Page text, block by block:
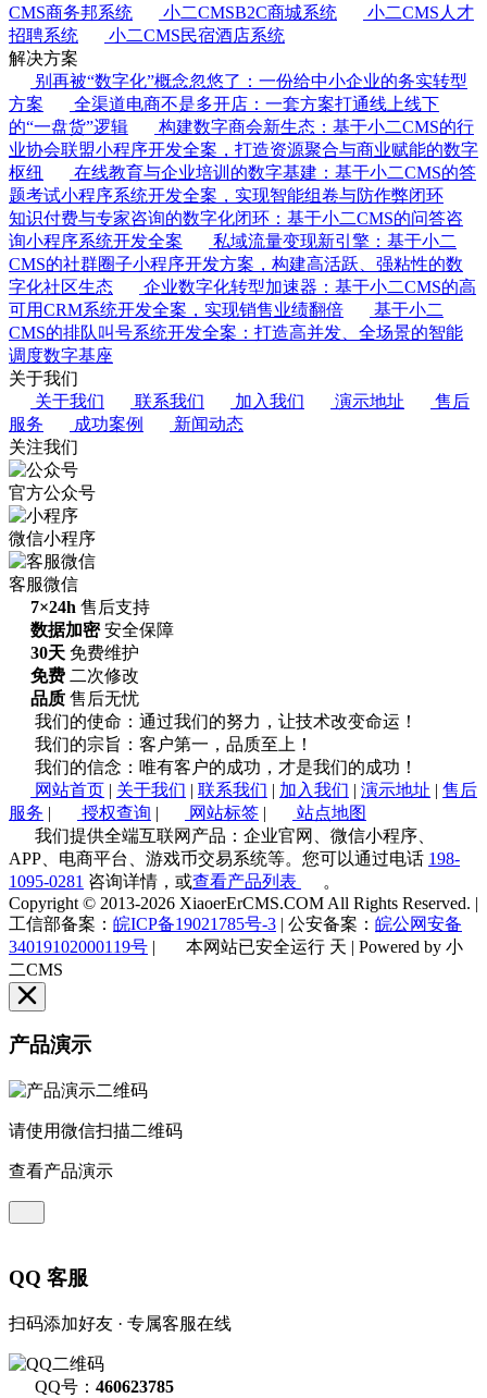
CMS商务邦系统
小二CMSB2C商城系统
小二CMS人才
招聘系统
小二CMS民宿酒店系统
解决方案
别再被“数字化”概念忽悠了：一份给中小企业的务实转型
方案
全渠道电商不是多开店：一套方案打通线上线下
的“一盘货”逻辑
构建数字商会新生态：基于小二CMS的行
业协会联盟小程序开发全案，打造资源聚合与商业赋能的数字
枢纽
在线教育与企业培训的数字基建：基于小二CMS的答
题考试小程序系统开发全案，实现智能组卷与防作弊闭环
知识付费与专家咨询的数字化闭环：基于小二CMS的问答咨
询小程序系统开发全案
私域流量变现新引擎：基于小二
CMS的社群圈子小程序开发方案，构建高活跃、强粘性的数
字化社区生态
企业数字化转型加速器：基于小二CMS的高
可用CRM系统开发全案，实现销售业绩翻倍
基于小二
CMS的排队叫号系统开发全案：打造高并发、全场景的智能
调度数字基座
关于我们
关于我们
联系我们 加入我们 演示地址
售后
服务
成功案例
新闻动态
关注我们
官方公众号
微信小程序
客服微信
7×24h 售后支持
数据加密安全保障
30天 免费维护
免费 二次修改
品质 售后无忧
我们的使命：通过我们的努力，让技术改变命运！
我们的宗旨：客户第一，品质至上！
我们的信念：唯有客户的成功，才是我们的成功！
网站首页 | 关于我们 | 联系我们 | 加入我们 | 演示地址 | 售后
服务 | 授权查询 | 网站标签 |
站点地图
我们提供全端互联网产品：企业官网、微信小程序、
APP、电商平台、游戏币交易系统等。您可以通过电话 198-
1095-0281 咨询详情，或查看产品列表
。
Copyright © 2013-2026 XiaoerErCMS.COM All Rights Reserved. |
工信部备案： 皖ICP备19021785号-3 | 公安备案： 皖公网安备
34019102000119号 | 本网站已安全运行 天 | Powered by 小
二CMS
产品演示
请使用微信扫描二维码
查看产品演示
QQ 客服
扫码添加好友 · 专属客服在线
QQ号： 460623785